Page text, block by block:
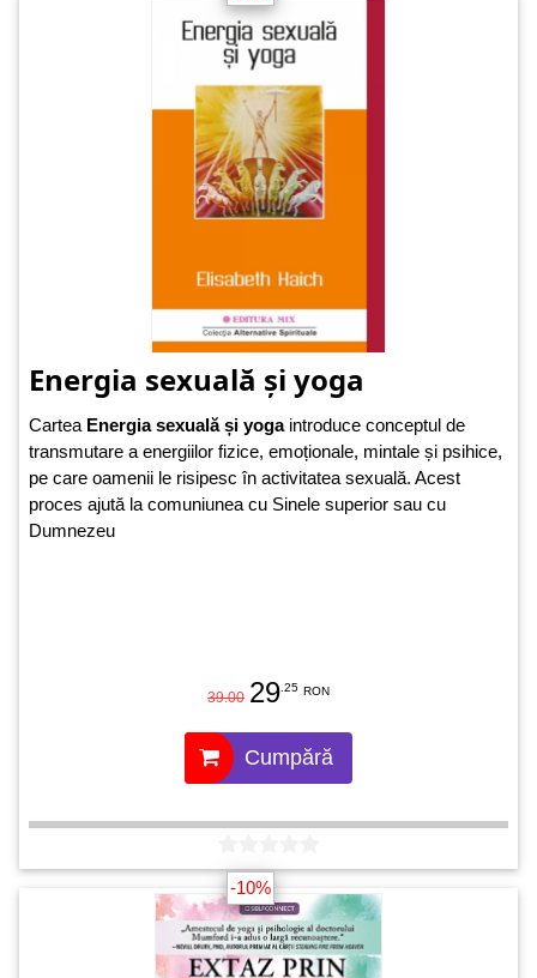
Energia sexuală și yoga
Cartea Energia sexuală și yogaintroduce conceptul de
transmutare a energiilor fizice, emoționale, mintale și psihice,
pe care oamenii le risipesc în activitatea sexuală. Acest
proces ajută la comuniunea cu Sinele superior sau cu
Dumnezeu
39.00 29 .25 RON
Cumpără
-10%